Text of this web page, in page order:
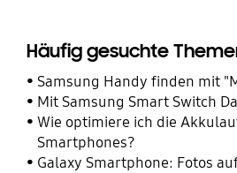
Häufig gesuchte
Samsung Handy finden mit
Mit Samsung Smart Switch
Wie optimiere ich die
Smartphones?
Galaxy Smartphone: Fotos